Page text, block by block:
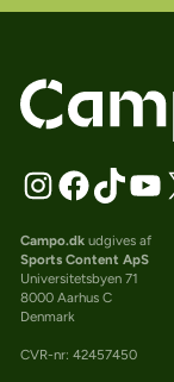
Campo.dkudgives af
Sports Content ApS
Universitetsbyen 71
8000 Aarhus C
Denmark
CVR-nr: 42457450